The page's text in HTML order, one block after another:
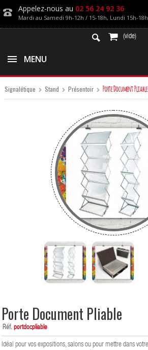
Appelez-nous au 02 56 24 92 36
Mardi au Samedi 9h-12h / 15-18h, Lundi 15h-18h
(vide)
MENU
Signalétique Stand Présentoir Porte Document Pliable
Porte Document Pliable
Réf. portdocpliable
Idéal pour vos expositions, salons ou pour mettre dans